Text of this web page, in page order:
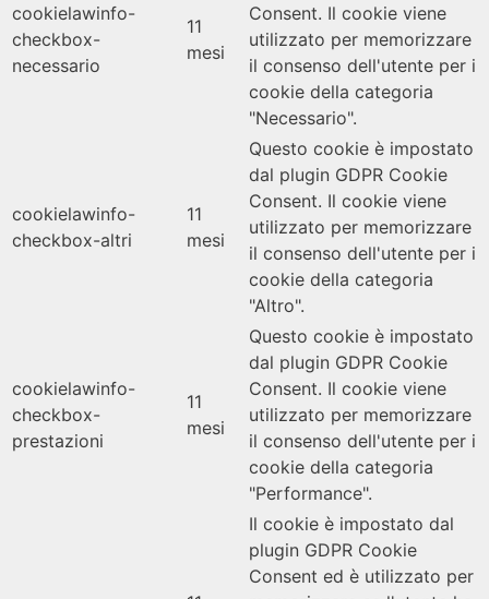
cookielawinfo-
checkbox-
necessario
11
mesi
Consent. Il cookie viene
utilizzato per memorizzare
il consenso dell'utente per i
cookie della categoria
"Necessario".
cookielawinfo-
checkbox-altri
11
mesi
Questo cookie è impostato
dal plugin GDPR Cookie
Consent. Il cookie viene
utilizzato per memorizzare
il consenso dell'utente per i
cookie della categoria
"Altro".
cookielawinfo-
checkbox-
prestazioni
11
mesi
Questo cookie è impostato
dal plugin GDPR Cookie
Consent. Il cookie viene
utilizzato per memorizzare
il consenso dell'utente per i
cookie della categoria
"Performance".
Il cookie è impostato dal
plugin GDPR Cookie
Consent ed è utilizzato per